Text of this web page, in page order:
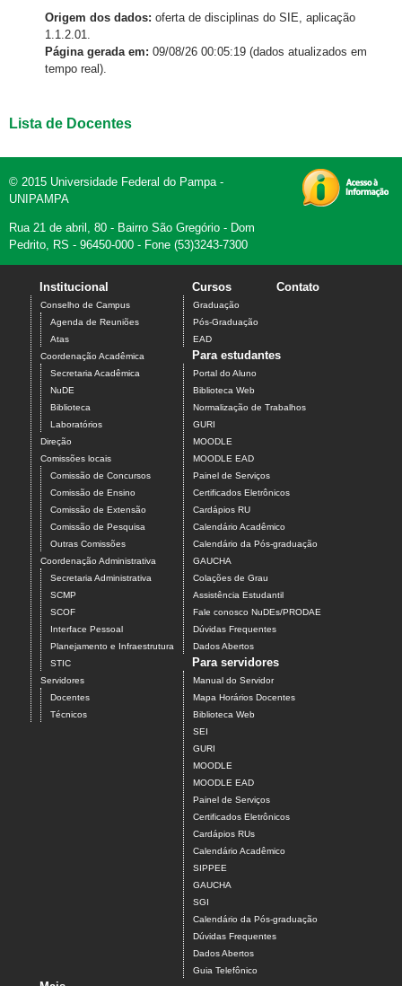
Origem dos dados: oferta de disciplinas do SIE, aplicação
1.1.2.01.
Página gerada em: 09/08/26 00:05:19 (dados atualizados em
tempo real).
Lista de Docentes
© 2015 Universidade Federal do Pampa -
UNIPAMPA
Rua 21 de abril, 80 - Bairro São Gregório - Dom
Pedrito, RS - 96450-000 - Fone (53)3243-7300
Institucional
Conselho de Campus
Agenda de Reuniões
Atas
Coordenação Acadêmica
Secretaria Acadêmica
NuDE
Biblioteca
Laboratórios
Direção
Comissões locais
Comissão de Concursos
Comissão de Ensino
Comissão de Extensão
Comissão de Pesquisa
Outras Comissões
Coordenação Administrativa
Secretaria Administrativa
SCMP
SCOF
Interface Pessoal
Planejamento e Infraestrutura
STIC
Servidores
Docentes
Técnicos
Cursos
Graduação
Pós-Graduação
EAD
Contato
Para estudantes
Portal do Aluno
Biblioteca Web
Normalização de Trabalhos
GURI
MOODLE
MOODLE EAD
Painel de Serviços
Certificados Eletrônicos
Cardápios RU
Calendário Acadêmico
Calendário da Pós-graduação
GAUCHA
Colações de Grau
Assistência Estudantil
Fale conosco NuDEs/PRODAE
Dúvidas Frequentes
Dados Abertos
Para servidores
Manual do Servidor
Mapa Horários Docentes
Biblioteca Web
SEI
GURI
MOODLE
MOODLE EAD
Painel de Serviços
Certificados Eletrônicos
Cardápios RUs
Calendário Acadêmico
SIPPEE
GAUCHA
SGI
Calendário da Pós-graduação
Dúvidas Frequentes
Dados Abertos
Guia Telefônico